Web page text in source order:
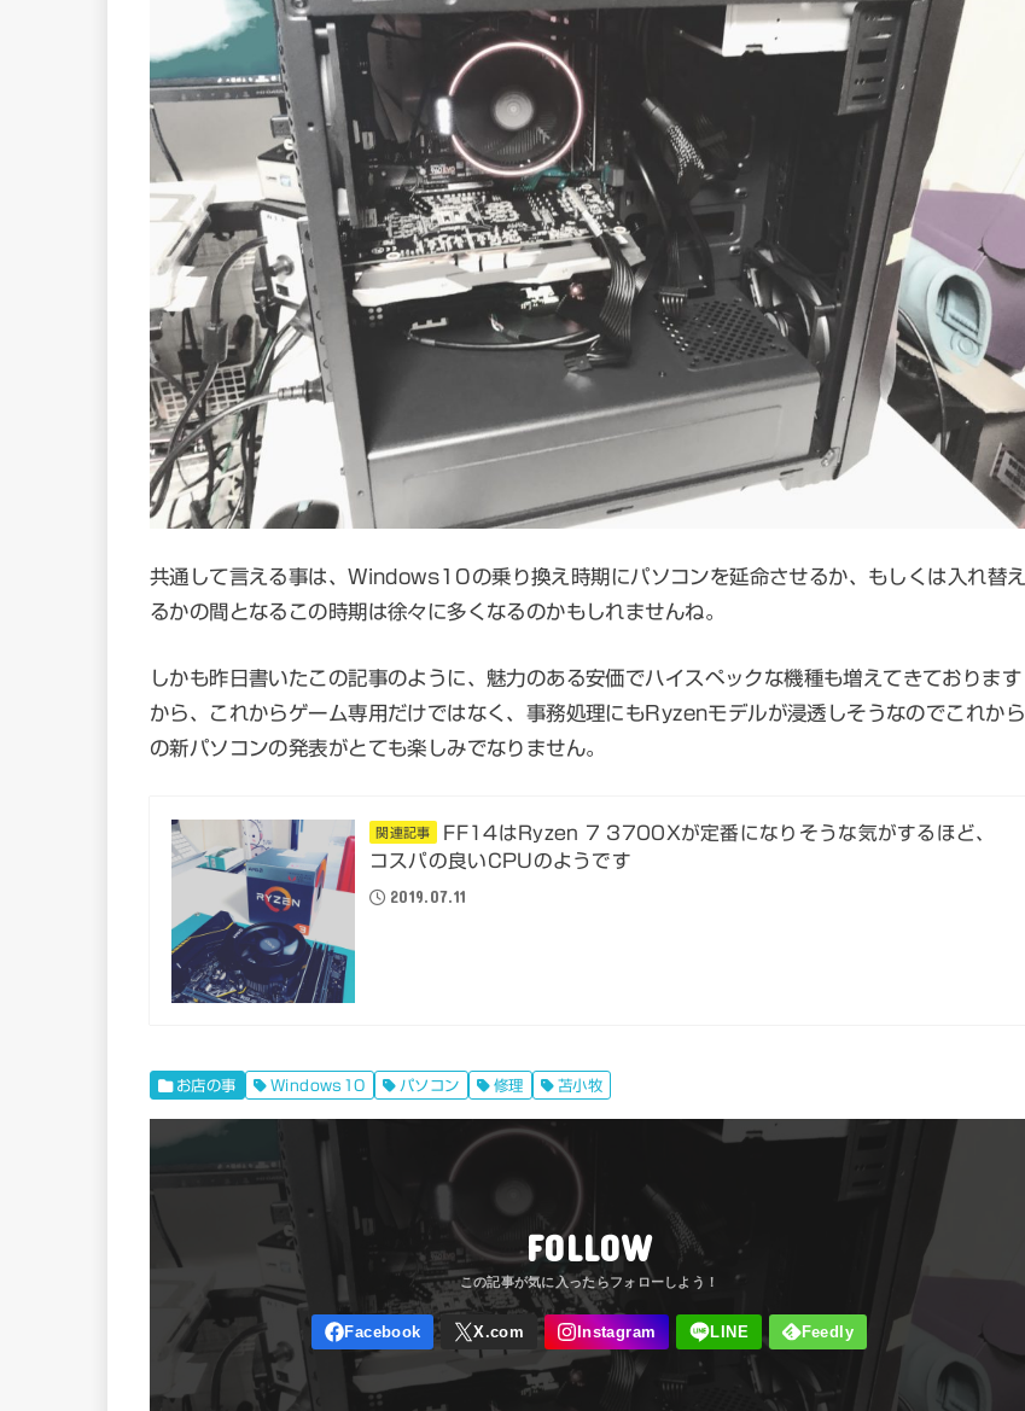
共通して言える事は、Windows10の乗り換え時期にパソコンを延命させるか、もしくは入れ替え
るかの間となるこの時期は徐々に多くなるのかもしれませんね。
しかも昨日書いたこの記事のように、魅力のある安価でハイスペックな機種も増えてきております
から、これからゲーム専用だけではなく、事務処理にもRyzenモデルが浸透しそうなのでこれから
の新パソコンの発表がとても楽しみでなりません。
関連記事
FF14はRyzen 7 3700Xが定番になりそうな気がするほど、
コスパの良いCPUのようです
2019.07.11
お店の事 Windows10 パソコン 修理 苫小牧
FOLLOW